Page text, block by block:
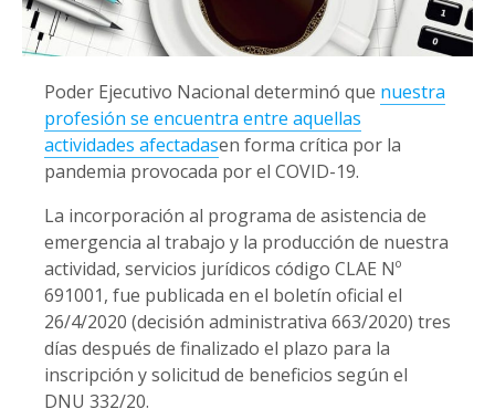
Poder Ejecutivo Nacional determinó que nuestra
profesión se encuentra entre aquellas
actividades afectadasen forma crítica por la
pandemia provocada por el COVID-19.
La incorporación al programa de asistencia de
emergencia al trabajo y la producción de nuestra
actividad, servicios jurídicos código CLAE Nº
691001, fue publicada en el boletín oficial el
26/4/2020 (decisión administrativa 663/2020) tres
días después de finalizado el plazo para la
inscripción y solicitud de beneficios según el
DNU 332/20.